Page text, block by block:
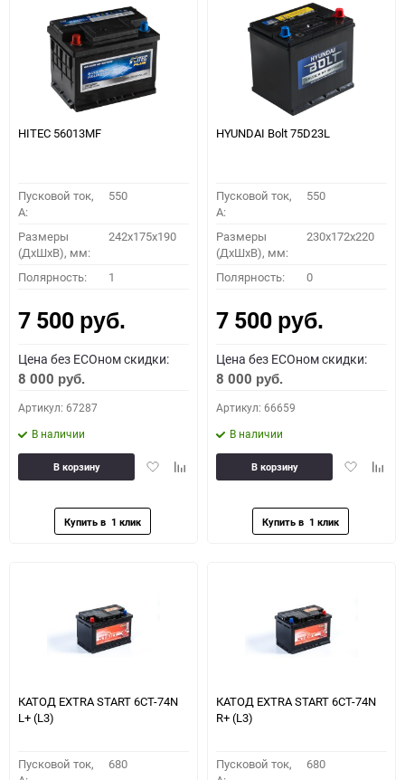
HITEC 56013MF
Пусковой ток,
A:
550
Размеры
(ДхШхВ), мм:
242x175x190
Полярность: 1
7 500 руб.
Цена без ECOном скидки:
8 000 руб.
Артикул: 67287
В наличии
ДобавитьДобавить
В корзину
HYUNDAI Bolt 75D23L
Пусковой ток,
A:
550
Размеры
(ДхШхВ), мм:
230x172x220
Полярность: 0
7 500 руб.
Цена без ECOном скидки:
8 000 руб.
Артикул: 66659
В наличии
Добавить
В корзину
КАТОД EXTRA START 6СТ-74N
L+ (L3)
Пусковой ток,
680
КАТОД EXTRA START 6СТ-74N
R+ (L3)
Пусковой ток,
680